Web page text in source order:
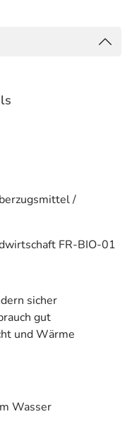
/
FR-BIO-01
sicher
gut
und Wärme
Wasser